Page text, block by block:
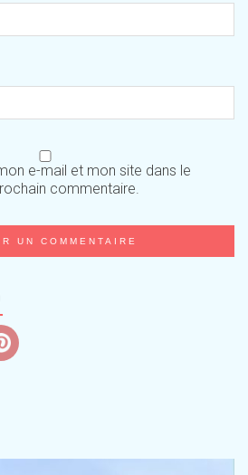
e-mail et mon site dans le
commentaire.